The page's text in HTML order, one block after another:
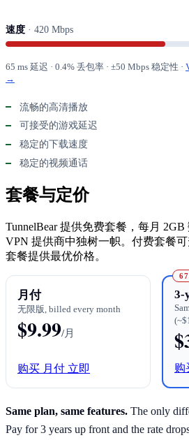
速度 · 420 Mbps
65 ms 延迟 · 0.4% 丢包率 · ±50 Mbps 稳定性 ·
→
流畅的高清播放
可接受的游戏延迟
稳定的下载速度
稳定的视频通话
套餐与定价
TunnelBear 提供免费套餐，每月
VPN 提供商中独树一帜。付费套餐
套餐提供最优价格。
月付
无限版, billed every month
$9.99/月
购买 月付 立即
3-
购
Same plan, same features. The only
Pay for 3 years up front and the rate